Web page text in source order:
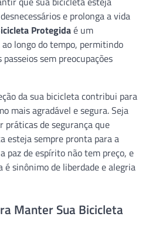
e prolonga a vida
Protegidaé um
longo do tempo, permitindo
sem preocupações
da sua bicicleta contribui para
mais agradável e segura. Seja
práticas de segurança que
esteja sempre pronta para a
paz de espírito não tem preço, e
é sinônimo de liberdade e alegria
Manter Sua Bicicleta